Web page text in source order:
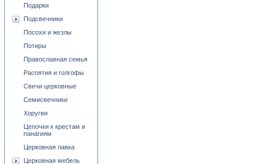
Подарки
Подсвечники
Посохи и жезлы
Потиры
Православная семья
Распятия и голгофы
Свечи церковные
Семисвечники
Хоругви
Цепочки к крестам и
панагиям
Церковная лавка
Церковная мебель